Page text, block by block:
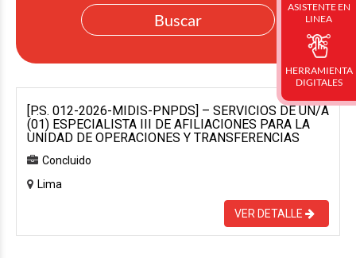
[P.S. 012-2026-MIDIS-PNPDS] – SERVICIOS DE UN/A
(01) ESPECIALISTA III DE AFILIACIONES PARA LA
UNIDAD DE OPERACIONES Y TRANSFERENCIAS
Concluido
Lima
VER DETALLE
ASISTENTE EN
LINEA
HERRAMIENTA
DIGITALES